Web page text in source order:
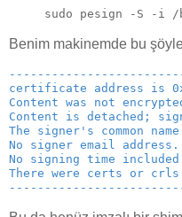
sudo pesign -S -i
Benim makinemde bu
certificate address is
Content was not
Content is detached;
The signer's common
No signer email address.
No signing time
There were certs or